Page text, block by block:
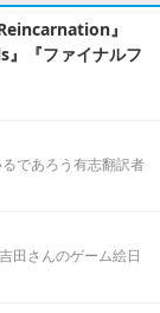
』
『ファイナルフ
であろう有志翻訳者
田さんのゲーム絵日